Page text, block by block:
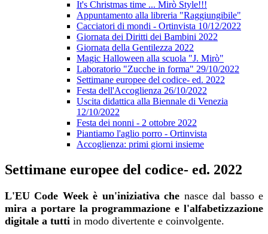
It's Christmas time ... Mirò Style!!!
Appuntamento alla libreria "Raggiungibile"
Cacciatori di mondi - Ortinvista 10/12/2022
Giornata dei Diritti dei Bambini 2022
Giornata della Gentilezza 2022
Magic Halloween alla scuola "J. Mirò"
Laboratorio "Zucche in forma" 29/10/2022
Settimane europee del codice- ed. 2022
Festa dell'Accoglienza 26/10/2022
Uscita didattica alla Biennale di Venezia
12/10/2022
Festa dei nonni - 2 ottobre 2022
Piantiamo l'aglio porro - Ortinvista
Accoglienza: primi giorni insieme
Settimane europee del codice- ed. 2022
L'EU Code Week è un'iniziativa che nasce dal basso e
mira a portare la programmazione e l'alfabetizzazione
digitale a tutti in modo divertente e coinvolgente.